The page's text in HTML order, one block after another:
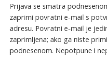
Prijava se smatra
zaprimi povratni e-mail s
adresu. Povratni e-mail je
zaprimljena; ako ga niste
podnesenom. Nepotpune i